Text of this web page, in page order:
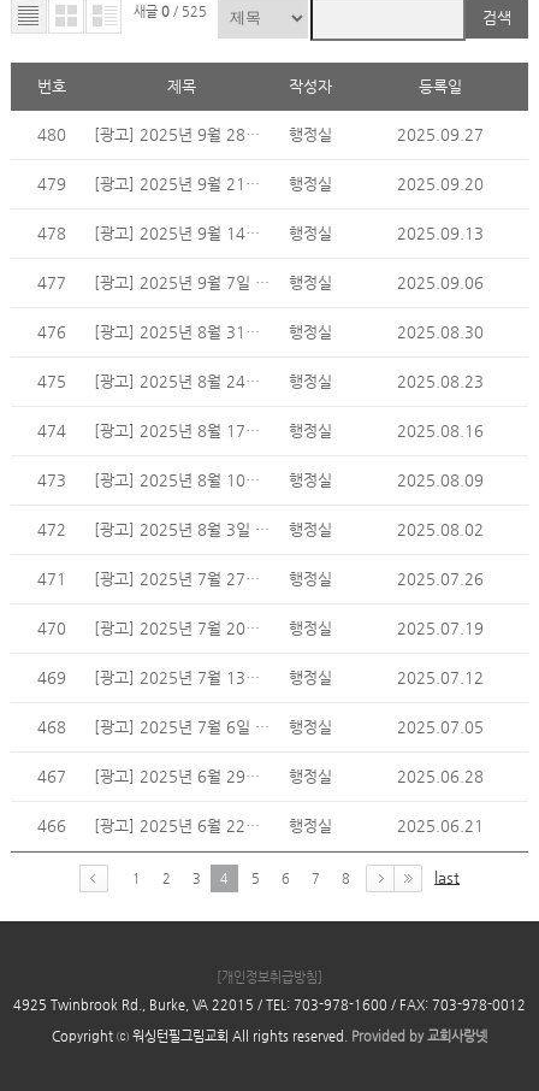
새글 0/ 525 검색
번호 제목 작성자 등록일
480 [광고] 2025년 9월 28일 주일 광고 행정실 2025.09.27
479 [광고] 2025년 9월 21일 주일 광고 행정실 2025.09.20
478 [광고] 2025년 9월 14일 주일 광고 행정실 2025.09.13
477 [광고] 2025년 9월 7일 주일 광고 행정실 2025.09.06
476 [광고] 2025년 8월 31일 주일 광고 행정실 2025.08.30
475 [광고] 2025년 8월 24일 주일 광고 행정실 2025.08.23
474 [광고] 2025년 8월 17일 주일 광고 행정실 2025.08.16
473 [광고] 2025년 8월 10일 주일 광고 행정실 2025.08.09
472 [광고] 2025년 8월 3일 주일 광고 행정실 2025.08.02
471 [광고] 2025년 7월 27일 주일 광고 행정실 2025.07.26
470 [광고] 2025년 7월 20일 주일 광고 행정실 2025.07.19
469 [광고] 2025년 7월 13일 주일 광고 행정실 2025.07.12
468 [광고] 2025년 7월 6일 주일 광고 행정실 2025.07.05
467 [광고] 2025년 6월 29일 주일 광고 행정실 2025.06.28
466 [광고] 2025년 6월 22일 주일 광고 행정실 2025.06.21
1 2 3 4 5 6 7 8 last
[개인정보취급방침]
4925 Twinbrook Rd., Burke, VA 22015 / TEL: 703-978-1600 / FAX: 703-978-0012
Copyright ⓒ 워싱턴필그림교회 All rights reserved. Provided by 교회사랑넷